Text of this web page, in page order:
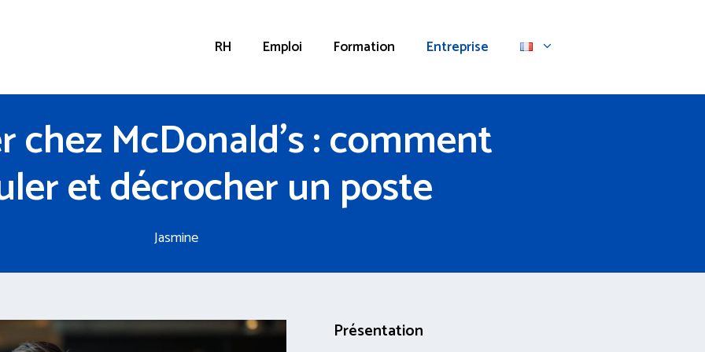
RH Emploi Formation Entreprise
chez McDonald’s : comment
et décrocher un poste
Jasmine
Présentation